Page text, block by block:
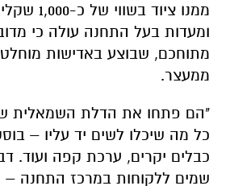
ממנו ציוד
ומעדות בעל התחנה עולה כי
מתוחכם, שבוצע באדישות
ממעצר.
"הם פתחו את הדלת השמאלית
כל מה שיכלו לשים יד עליו –
כבלים יקרים, ערכת קפה ועוד.
שמים ללקוחות במרכז התחנה –